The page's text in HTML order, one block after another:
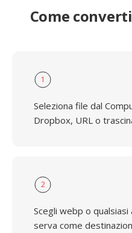
Come
1
Seleziona file dal
Dropbox, URL o
2
Scegli webp o
serva come